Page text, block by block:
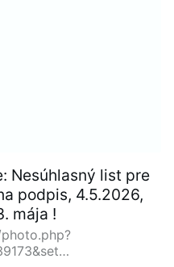
Nesúhlasný list pre
podpis, 4.5.2026,
mája !